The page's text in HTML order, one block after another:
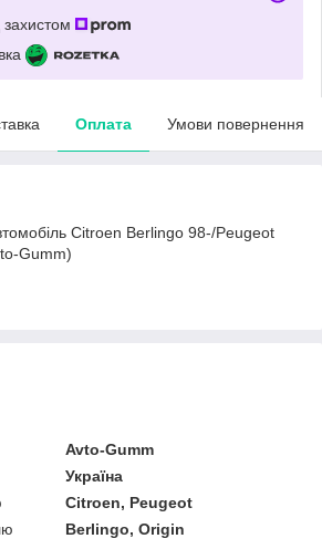
Оплата Умови повернення
Citroen Berlingo 98-/Peugeot
Gumm)
Avto-Gumm
Україна
Citroen, Peugeot
Berlingo, Origin